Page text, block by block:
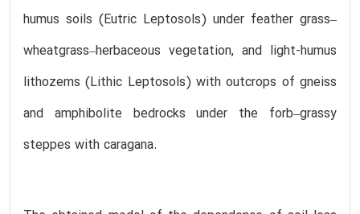
humus soils (Eutric Leptosols) under feather grass–
wheatgrass–herbaceous vegetation, and light-humus
lithozems (Lithic Leptosols) with outcrops of gneiss
and amphibolite bedrocks under the forb–grassy
steppes with caragana.